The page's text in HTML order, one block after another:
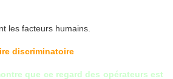
les facteurs humains.
discriminatoire
que ce regard des opérateurs est